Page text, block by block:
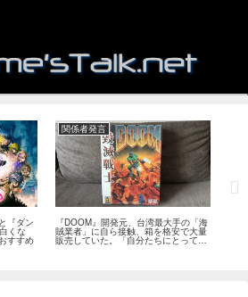
『ダン
くな
すすめ
関係者発言
『DOOM』開発元、台湾最大手の「海
賊業者」に自ら接触、箱を格安で大量
販売していた。「自分たちにとっては
流通だった」